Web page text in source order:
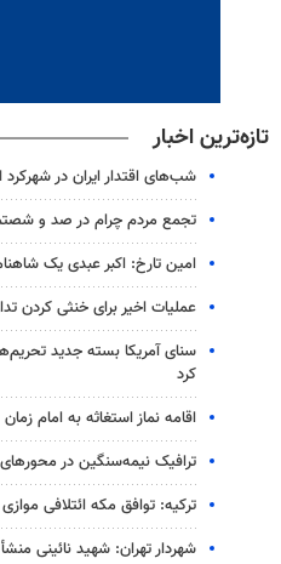
تازه‌ترین اخبار
شب‌های اقتدار ایران در شهرکرد
تجمع مردم چرام در صد و
امین تارخ: اکبر عبدی یک
عملیات اخیر برای خنثی کردن
سنای آمریکا بسته جدید
کرد
اقامه نماز استغاثه به امام
ترافیک نیمه‌سنگین در
ترکیه: توافق مکه ائتلافی
شهردار تهران: شهید نائینی